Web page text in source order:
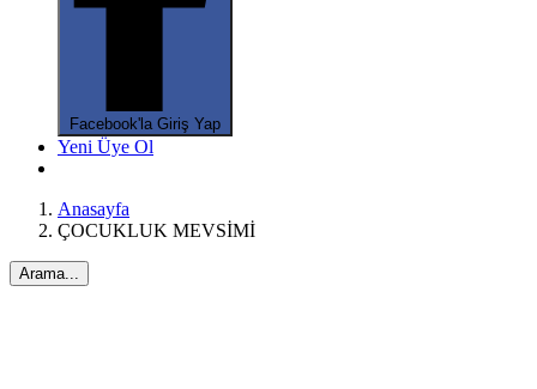
Facebook'la Giriş Yap
Yeni Üye Ol
Anasayfa
ÇOCUKLUK MEVSİMİ
Arama...